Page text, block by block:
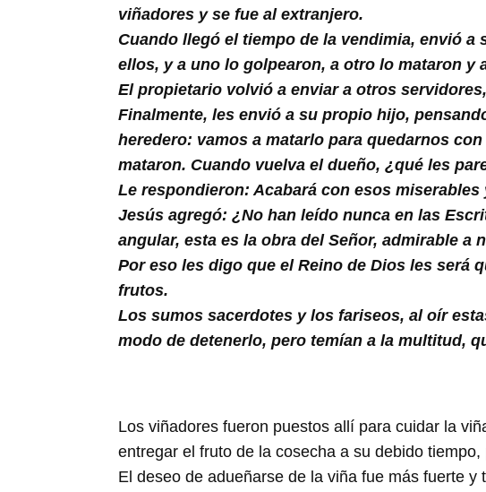
viñadores y se fue al extranjero.
Cuando llegó el tiempo de la vendimia, envió
ellos, y a uno lo golpearon, a otro lo mataron y
El propietario volvió a enviar a otros
Finalmente, les envió a su propio hijo,
heredero: vamos a matarlo para quedarnos
mataron. Cuando vuelva el dueño, ¿qué les
Le respondieron: Acabará con esos
Jesús agregó: ¿No han leído nunca en las
angular, esta es la obra del Señor, admirable a
Por eso les digo que el Reino de Dios les será
frutos.
Los sumos sacerdotes y los fariseos, al oír
modo de detenerlo, pero temían a la multitud,
Los viñadores fueron puestos allí para cuidar la
entregar el fruto de la cosecha a su debido
El deseo de adueñarse de la viña fue más fuerte